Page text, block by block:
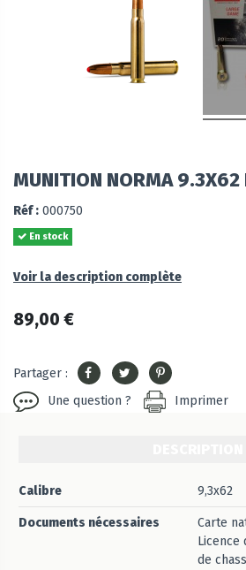
MUNITION NORMA 9.3X62
Réf : 000750
En stock
Voir la description complète
89,00 €
Partager :
Une question ?
Imprimer
Calibre 9,3x62
Documents nécessaires
Carte
Licence
de